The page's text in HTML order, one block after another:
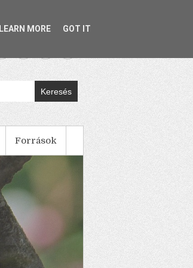
Keresés
Források
LEARN MORE GOT IT